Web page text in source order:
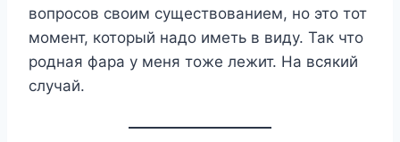
вопросов своим существованием, но это тот
момент, который надо иметь в виду. Так что
родная фара у меня тоже лежит. На всякий
случай.